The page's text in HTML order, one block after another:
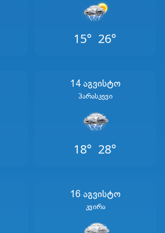
15° 26°
14 Აგვისტო
Პარასკევი
18° 28°
16 Აგვისტო
Კვირა